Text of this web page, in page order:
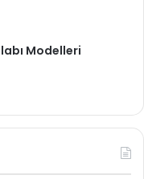
Modelleri